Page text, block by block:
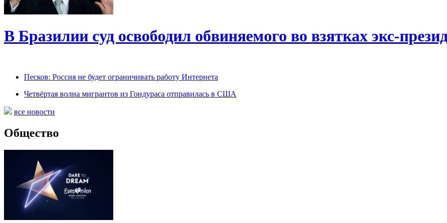
В Бразилии суд освободил обвиняемого во взятках экс-
Песков: Россия не будет ограничивать работу Интернета
Четвёртая волна мигрантов из Гондураса отправилась в США
все новости
Общество